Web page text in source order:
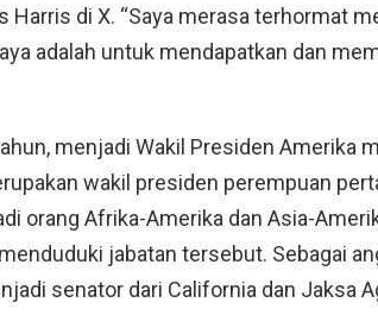
Harris di X. “Saya merasa terhormat
adalah untuk mendapatkan dan
menjadi Wakil Presiden Amerika
wakil presiden perempuan
orang Afrika-Amerika dan Asia-
jabatan tersebut. Sebagai
senator dari California dan Jaksa